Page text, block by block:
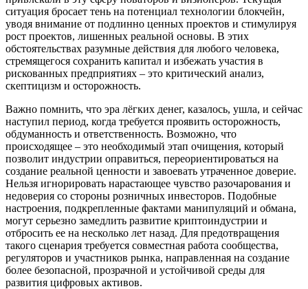
ситуация бросает тень на потенциал технологии блокчейн,
уводя внимание от подлинно ценных проектов и стимулируя
рост проектов, лишенных реальной основы. В этих
обстоятельствах разумные действия для любого человека,
стремящегося сохранить капитал и избежать участия в
рискованных предприятиях – это критический анализ,
скептицизм и осторожность.
Важно помнить, что эра лёгких денег, казалось, ушла, и сейчас
наступил период, когда требуется проявить осторожность,
обдуманность и ответственность. Возможно, что
происходящее – это необходимый этап очищения, который
позволит индустрии оправиться, переориентироваться на
создание реальной ценности и завоевать утраченное доверие.
Нельзя игнорировать нарастающее чувство разочарования и
недоверия со стороны розничных инвесторов. Подобные
настроения, подкрепленные фактами манипуляций и обмана,
могут серьезно замедлить развитие криптоиндустрии и
отбросить ее на несколько лет назад. Для предотвращения
такого сценария требуется совместная работа сообщества,
регуляторов и участников рынка, направленная на создание
более безопасной, прозрачной и устойчивой среды для
развития цифровых активов.